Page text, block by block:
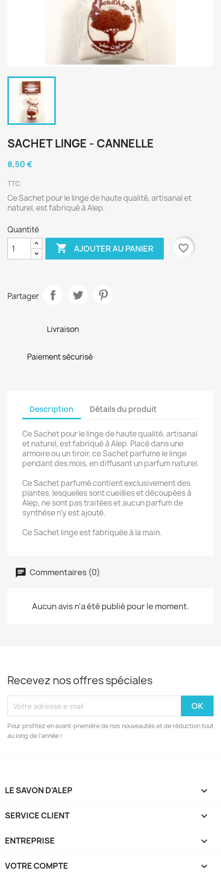
SACHET LINGE - CANNELLE
8,50 €
TTC
Ce Sachet pour le linge de haute qualité, artisanal et
naturel, est fabriqué à Alep.
Quantité
 AJOUTER AU PANIER favorite_border
Partager
Livraison
Paiement sécurisé
Description Détails du produit
Ce Sachet pour le linge de haute qualité, artisanal
et naturel, est fabriqué à Alep. Placé dans une
armoire ou un tiroir, ce Sachet parfume le linge
pendant des mois, en diffusant un parfum naturel.
Ce Sachet parfumé contient exclusivement des
plantes, lesquelles sont cueillies et découpées à
Alep, ne sont pas traitées et aucun parfum de
synthèse n’y est ajouté.
Ce Sachet linge est fabriquée à la main.
Commentaires (0)
Aucun avis n'a été publié pour le moment.
Recevez nos offres spéciales
Pour profitez en avant-première de nos nouveautés et de réduction tout
au long de l'année !
LE SAVON D'ALEP 
SERVICE CLIENT 
ENTREPRISE 
VOTRE COMPTE 